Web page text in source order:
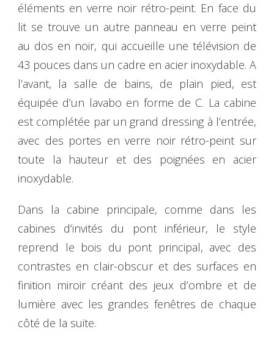
éléments en verre noir rétro-peint. En face du
lit se trouve un autre panneau en verre peint
au dos en noir, qui accueille une télévision de
43 pouces dans un cadre en acier inoxydable. A
l’avant, la salle de bains, de plain pied, est
équipée d’un lavabo en forme de C. La cabine
est complétée par un grand dressing à l’entrée,
avec des portes en verre noir rétro-peint sur
toute la hauteur et des poignées en acier
inoxydable.
Dans la cabine principale, comme dans les
cabines d’invités du pont inférieur, le style
reprend le bois du pont principal, avec des
contrastes en clair-obscur et des surfaces en
finition miroir créant des jeux d’ombre et de
lumière avec les grandes fenêtres de chaque
côté de la suite.